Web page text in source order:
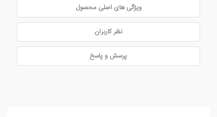
ویژگی های اصلی محصول
نظر کاربران
پرسش و پاسخ